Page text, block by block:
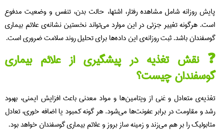
روزانه شامل مشاهده رفتار، اشتها، حالت بدن، تنفس و وضعیت مدفوع
هرگونه تغییر جزئی در این موارد می‌تواند نخستین نشانه‌ی علائم بیماری‌
باشد. ثبت روزانه‌ی این داده‌ها برای تحلیل روند سلامت ضروری است.
نقش تغذیه در پیشگیری از علائم بیماری‌
چیست؟
متعادل و غنی از ویتامین‌ها و مواد معدنی باعث افزایش ایمنی، بهبود
و مقاومت در برابر عفونت‌ها می‌شود. هر گونه کمبود یا اضافه‌ خوری، تعادل
را بر هم می‌زند و زمینه‌ ساز بروز و علائم بیماری‌ گوسفندان خواهد بود.